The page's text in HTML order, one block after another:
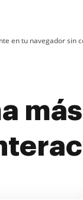
en tu navegador sin